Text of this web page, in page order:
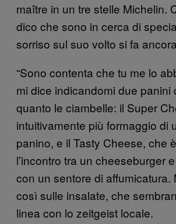
maître in un tre stelle Michelin.
dico che sono in cerca di
sorriso sul suo volto si fa
“Sono contenta che tu me lo
mi dice indicandomi due panini
quanto le ciambelle: il Super
intuitivamente più formaggio di
panino, e il Tasty Cheese, che
l’incontro tra un cheeseburger
con un sentore di affumicatura.
così sulle insalate, che
linea con lo zeitgeist locale.